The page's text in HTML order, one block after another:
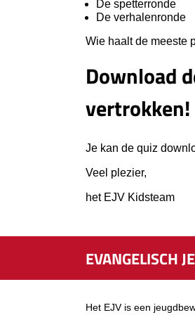
De spetterronde
De verhalenronde
Wie haalt de meeste
Download
vertrokken!
Je kan de quiz
Veel plezier,
het EJV Kidsteam
EVANGELISCH
Het EJV is een